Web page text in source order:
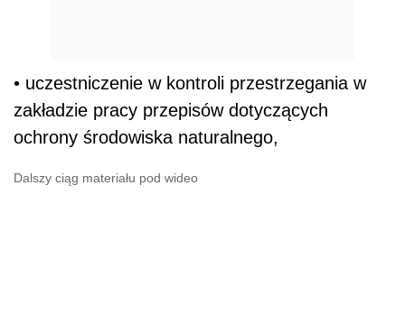
• uczestniczenie w kontroli przestrzegania w
zakładzie pracy przepisów dotyczących
ochrony środowiska naturalnego,
Dalszy ciąg materiału pod wideo